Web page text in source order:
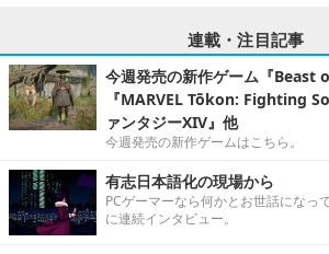
連載・注目記事
今週発売の新作ゲーム『Beast
『MARVEL Tōkon: Fighting
ァンタジーXIV』他
今週発売の新作ゲームはこちら。
有志日本語化の現場から
PCゲーマーなら何かとお世話になっ
に連続インタビュー。